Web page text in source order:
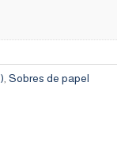
, Sobres de papel